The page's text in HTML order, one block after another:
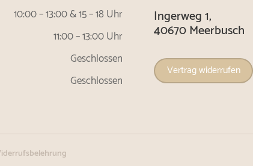
10:00 – 13:00 & 15 – 18 Uhr
11:00 – 13:00 Uhr
Geschlossen
Geschlossen
Ingerweg 1,
40670 Meerbusch
Vertrag widerrufen